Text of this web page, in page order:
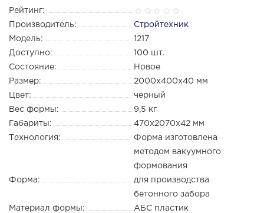
Рейтинг:
Производитель:
Стройтехник
Модель:
1217
Доступно:
100 шт.
Состояние:
Новое
Размер:
2000х400х40 мм
Цвет:
черный
Вес формы:
9,5 кг
Габариты:
470х2070х42 мм
Технология:
Форма изготовлена
методом вакуумного
формования
Форма:
для производства
бетонного забора
Материал формы:
АБС пластик